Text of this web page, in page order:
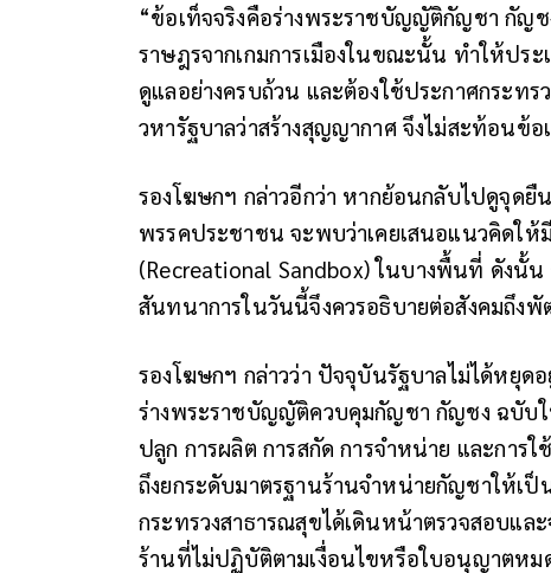
“ข้อเท็จจริงคือร่างพระราชบัญญัติกัญชา กัญ
ราษฎรจากเกมการเมืองในขณะนั้น ทำให้ปร
ดูแลอย่างครบถ้วน และต้องใช้ประกาศกระท
วหารัฐบาลว่าสร้างสุญญากาศ จึงไม่สะท้อนข้
รองโฆษกฯ กล่าวอีกว่า หากย้อนกลับไปดูจุด
พรรคประชาชน จะพบว่าเคยเสนอแนวคิดใ
(Recreational Sandbox) ในบางพื้นที่ ดังนั้
สันทนาการในวันนี้จึงควรอธิบายต่อสังคมถึง
รองโฆษกฯ กล่าวว่า ปัจจุบันรัฐบาลไม่ได้หยุด
ร่างพระราชบัญญัติควบคุมกัญชา กัญชง ฉบับใ
ปลูก การผลิต การสกัด การจำหน่าย และการ
ถึงยกระดับมาตรฐานร้านจำหน่ายกัญชาให้เ
กระทรวงสาธารณสุขได้เดินหน้าตรวจสอบแล
ร้านที่ไม่ปฏิบัติตามเงื่อนไขหรือใบอนุญาตหม